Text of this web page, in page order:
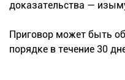
доказательства —
Приговор может быть
порядке в течение 30